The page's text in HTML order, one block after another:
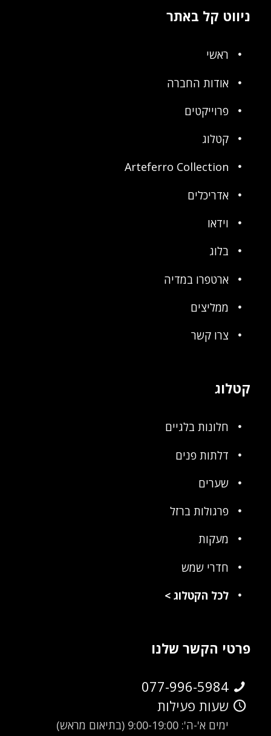
ניווט קל באתר
ראשי
אודות החברה
פרוייקטים
קטלוג
Arteferro Collection
אדריכלים
וידאו
בלוג
ארטפרו במדיה
ממליצים
צרו קשר
קטלוג
חלונות בלגיים
דלתות פנים
שערים
פרגולות ברזל
מעקות
חדרי שמש
לכל הקטלוג>
פרטי הקשר שלנו
077-996-5984
שעות פעילות
ימים א'-ה': 9:00-19:00 (בתיאום מראש)